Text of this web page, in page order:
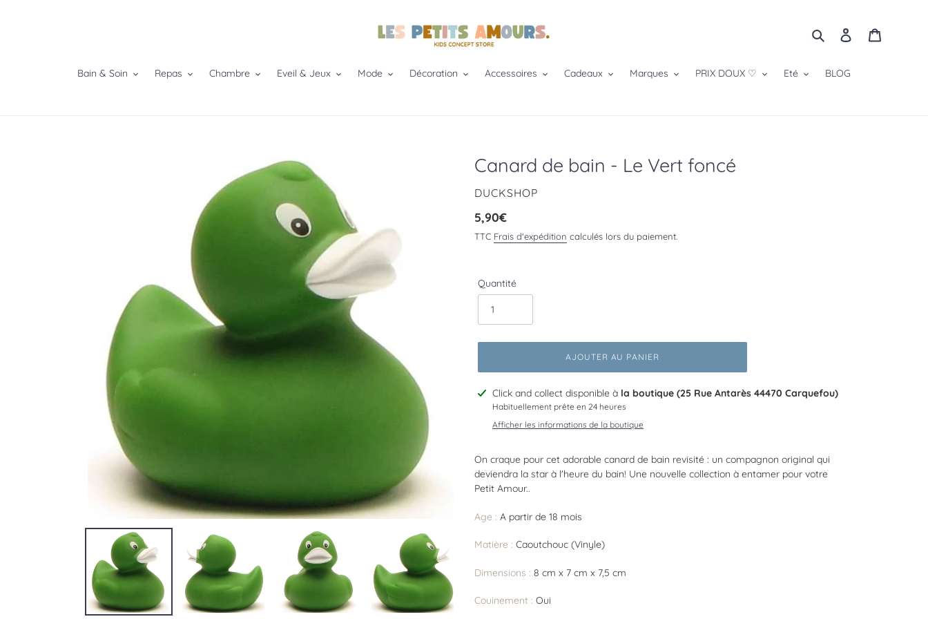
RechercherSe connecter
Bain & Soin Repas Chambre Eveil & Jeux Mode Décoration Accessoires Cadeaux Marques PRIX DOUX ♡ Eté BLOG
Canard de bain - Le Vert foncé
DISTRIBUTEUR
DUCKSHOP
Prix
normal
5,90€
TTC Frais d'expédition calculés lors du paiement.
Quantité
AJOUTER AU PANIER
Ajout
produit
panier
Click and collect disponible à la boutique (25 Rue Antarès 44470 Carquefou)
Habituellement prête en 24 heures
Afficher les informations de la boutique
On craque pour cet adorable canard de bain revisité : un compagnon original qui
deviendra la star à l'heure du bain! Une nouvelle collection à entamer pour votre
Petit Amour..
Age : A partir de 18 mois
Matière : Caoutchouc (Vinyle)
Dimensions : 8 cm x 7 cm x 7,5 cm
Couinement : Oui